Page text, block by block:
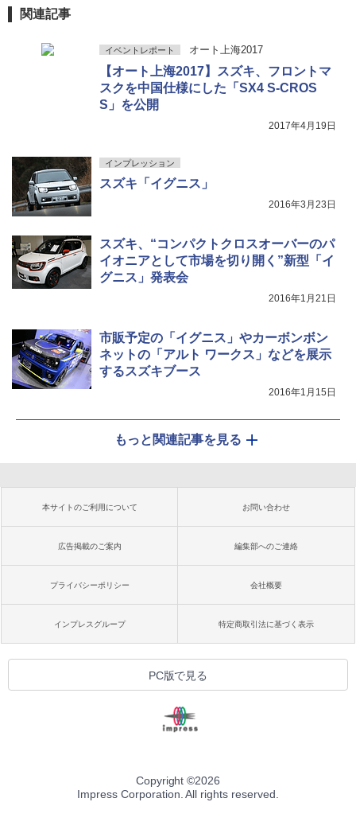
関連記事
イベントレポート オート上海2017
【オート上海2017】スズキ、フロントマ
スクを中国仕様にした「SX4 S-CROS
S」を公開
2017年4月19日
インプレッション
スズキ「イグニス」
2016年3月23日
スズキ、“コンパクトクロスオーバーのパ
イオニアとして市場を切り開く”新型「イ
グニス」発表会
2016年1月21日
市販予定の「イグニス」やカーボンボン
ネットの「アルト ワークス」などを展示
するスズキブース
2016年1月15日
もっと関連記事を見る
本サイトのご利用について お問い合わせ
広告掲載のご案内 編集部へのご連絡
プライバシーポリシー 会社概要
インプレスグループ 特定商取引法に基づく表示
PC版で見る
Copyright ©2026
Impress Corporation. All rights reserved.